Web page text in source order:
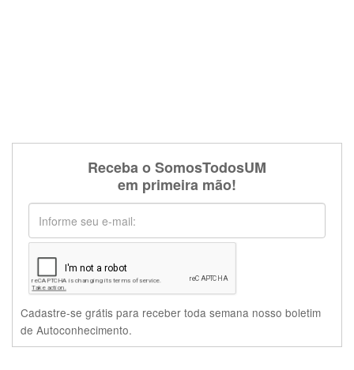
Receba o SomosTodosUM
em primeira mão!
Cadastre-se grátis para receber toda semana nosso boletim
de Autoconhecimento.